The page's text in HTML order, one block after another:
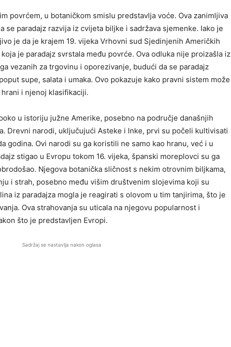
povrćem, u botaničkom smislu predstavlja voće. Ova zanimljiva
se paradajz razvija iz cvijeta biljke i sadržava sjemenke. Iako je
je da je krajem 19. vijeka Vrhovni sud Sjedinjenih Američkih
je paradajz svrstala među povrće. Ova odluka nije proizašla iz
vezanih za trgovinu i oporezivanje, budući da se paradajz
supe, salata i umaka. Ovo pokazuje kako pravni sistem može
i njenoj klasifikaciji.
u istoriju južne Amerike, posebno na područje današnjih
Drevni narodi, uključujući Asteke i Inke, prvi su počeli kultivisati
godina. Ovi narodi su ga koristili ne samo kao hranu, već i u
stigao u Evropu tokom 16. vijeka, španski moreplovci su ga
Njegova botanička sličnost s nekim otrovnim biljkama,
i strah, posebno među višim društvenim slojevima koji su
iz paradajza mogla je reagirati s olovom u tim tanjirima, što je
Ova strahovanja su uticala na njegovu popularnost i
što je predstavljen Evropi.
Sadržaj se nastavlja nakon oglasa